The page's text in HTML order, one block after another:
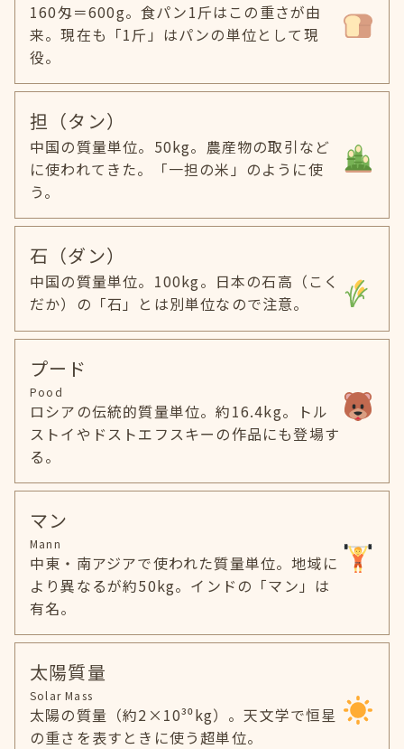
160匁＝600g。食パン1斤はこの重さが由
来。現在も「1斤」はパンの単位として現
役。
担（タン）
中国の質量単位。50kg。農産物の取引など
に使われてきた。「一担の米」のように使
う。
石（ダン）
中国の質量単位。100kg。日本の石高（こく
だか）の「石」とは別単位なので注意。
プード
Pood
ロシアの伝統的質量単位。約16.4kg。トル
ストイやドストエフスキーの作品にも登場す
る。
マン
Mann
中東・南アジアで使われた質量単位。地域に
より異なるが約50kg。インドの「マン」は
有名。
太陽質量
Solar Mass
太陽の質量（約2×10³⁰kg）。天文学で恒星
の重さを表すときに使う超単位。